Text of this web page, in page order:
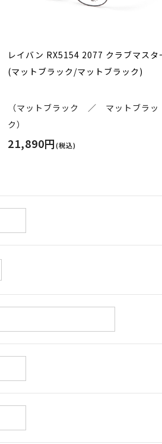
レイバン RX5154 2077 クラブマスタ
(マットブラック/マットブラック)
（マットブラック ／ マットブラッ
ク）
21,890円(税込)